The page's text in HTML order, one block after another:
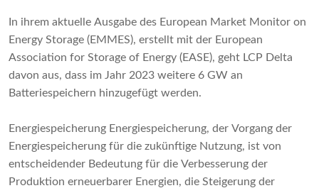
In ihrem aktuelle Ausgabe des European Market Monitor on
Energy Storage (EMMES), erstellt mit der European
Association for Storage of Energy (EASE), geht LCP Delta
davon aus, dass im Jahr 2023 weitere 6 GW an
Batteriespeichern hinzugefügt werden.
Energiespeicherung Energiespeicherung, der Vorgang der
Energiespeicherung für die zukünftige Nutzung, ist von
entscheidender Bedeutung für die Verbesserung der
Produktion erneuerbarer Energien, die Steigerung der